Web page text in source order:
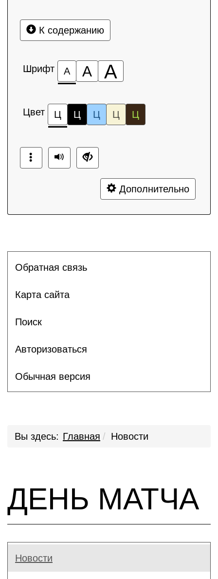
К содержанию
Шрифт А А А
Цвет Ц Ц Ц Ц Ц
Дополнительно
Обратная связь
Карта сайта
Поиск
Авторизоваться
Обычная версия
Вы здесь: Главная Новости
ДЕНЬ МАТЧА
Новости